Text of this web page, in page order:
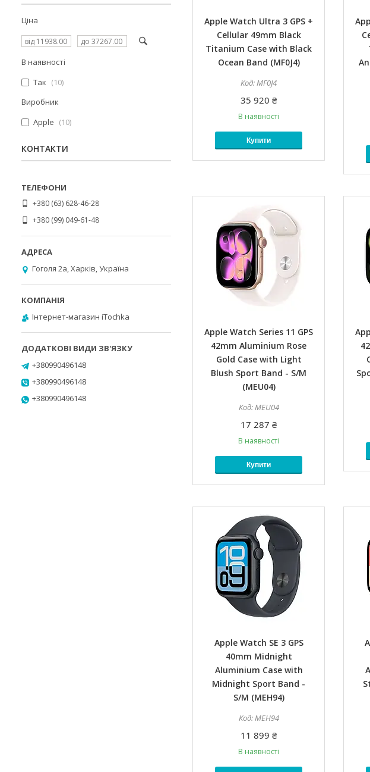
Apple Watch Ultra 3 GPS +
Cellular 49mm Black
Titanium Case with Black
Ocean Band (MF0J4)
MF0J4
35 920 ₴
В наявності
Купити
Apple Watch Series 11 GPS
42mm Aluminium Rose
Gold Case with Light
Blush Sport Band - S/M
(MEU04)
MEU04
17 287 ₴
В наявності
Купити
Apple Watch SE 3 GPS
40mm Midnight
Aluminium Case with
Midnight Sport Band -
S/M (MEH94)
MEH94
11 899 ₴
В наявності
Ціна
В наявності
Так
10
Виробник
Apple
10
КОНТАКТИ
+380 (63) 628-46-28
+380 (99) 049-61-48
Гоголя 2а, Харків, Україна
Інтернет-магазин iTochka
+380990496148
+380990496148
+380990496148